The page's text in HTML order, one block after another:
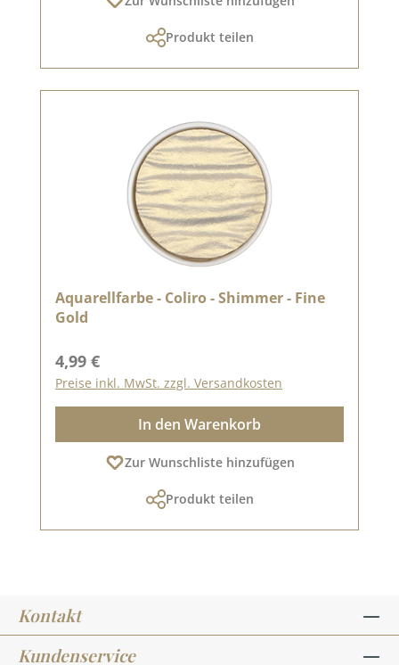
Produkt teilen
Aquarellfarbe - Coliro - Shimmer - Fine
Gold
Regulärer Preis:
4,99 €
Preise inkl. MwSt. zzgl. Versandkosten
In den Warenkorb
Zur Wunschliste hinzufügen
Produkt teilen
Kontakt
Kundenservice